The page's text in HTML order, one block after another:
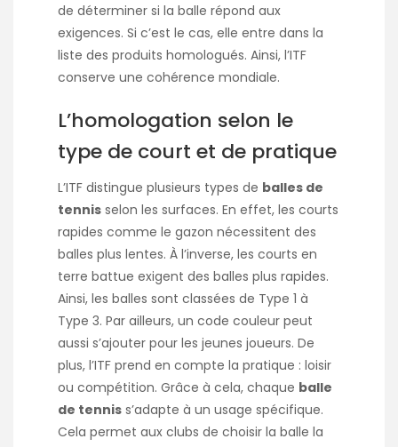
de déterminer si la balle répond aux
exigences. Si c’est le cas, elle entre dans la
liste des produits homologués. Ainsi, l’ITF
conserve une cohérence mondiale.
L’homologation selon le
type de court et de pratique
L’ITF distingue plusieurs types de balles de
tennis selon les surfaces. En effet, les courts
rapides comme le gazon nécessitent des
balles plus lentes. À l’inverse, les courts en
terre battue exigent des balles plus rapides.
Ainsi, les balles sont classées de Type 1 à
Type 3. Par ailleurs, un code couleur peut
aussi s’ajouter pour les jeunes joueurs. De
plus, l’ITF prend en compte la pratique : loisir
ou compétition. Grâce à cela, chaque balle
de tennis s’adapte à un usage spécifique.
Cela permet aux clubs de choisir la balle la